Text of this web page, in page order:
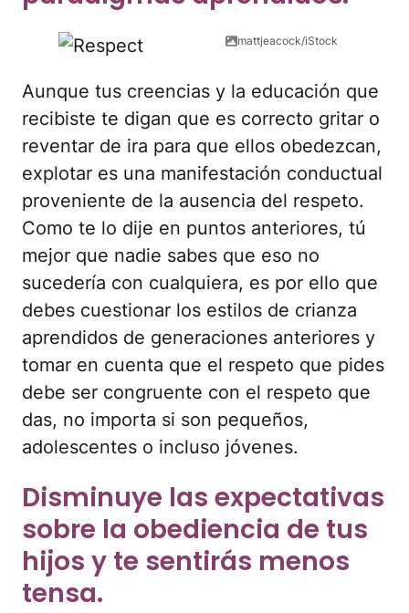
mattjeacock/iStock
Aunque tus creencias y la educación que
recibiste te digan que es correcto gritar o
reventar de ira para que ellos obedezcan,
explotar es una manifestación conductual
proveniente de la ausencia del respeto.
Como te lo dije en puntos anteriores, tú
mejor que nadie sabes que eso no
sucedería con cualquiera, es por ello que
debes cuestionar los estilos de crianza
aprendidos de generaciones anteriores y
tomar en cuenta que el respeto que pides
debe ser congruente con el respeto que
das, no importa si son pequeños,
adolescentes o incluso jóvenes.
Disminuye las expectativas
sobre la obediencia de tus
hijos y te sentirás menos
tensa.